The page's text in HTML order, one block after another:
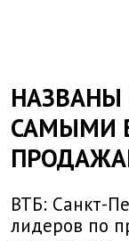
НАЗВАНЫ
САМЫМИ
ВТБ: Санкт-
лидеров по